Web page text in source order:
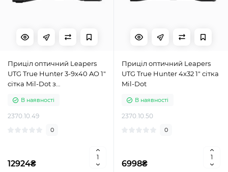
Приціл оптичний Leapers
UTG True Hunter 3-9x40 AO 1"
сітка Mil-Dot з
В наявності
2370.10.49
0
12924₴
Приціл оптичний Leapers
UTG True Hunter 4x32 1" сітка
Mil-Dot
В наявності
2370.10.50
0
6998₴